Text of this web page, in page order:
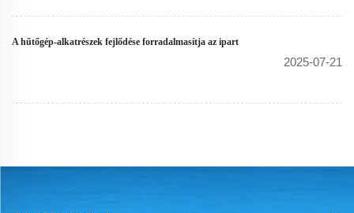
A hűtőgép-alkatrészek fejlődése forradalmasítja az ipart
2025-07-21